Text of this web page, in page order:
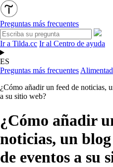
Preguntas más frecuentes
Ir a Tilda.cc Ir al Centro de ayuda
ES
Preguntas más frecuentes
¿Cómo añadir un feed de noticias,
a su sitio web?
¿Cómo añadir
noticias, un
de eventos a su